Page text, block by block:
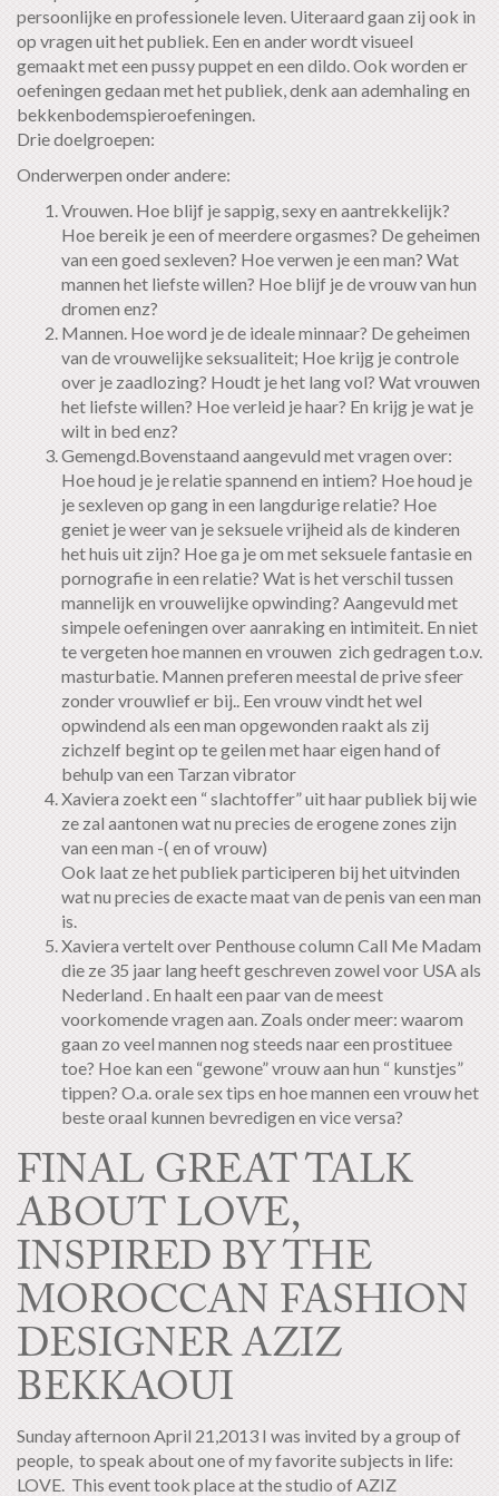
persoonlijke en professionele leven. Uiteraard gaan zij ook in
op vragen uit het publiek. Een en ander wordt visueel
gemaakt met een pussy puppet en een dildo. Ook worden er
oefeningen gedaan met het publiek, denk aan ademhaling en
bekkenbodemspieroefeningen.
Drie doelgroepen:
Onderwerpen onder andere:
Vrouwen. Hoe blijf je sappig, sexy en aantrekkelijk?
Hoe bereik je een of meerdere orgasmes? De geheimen
van een goed sexleven? Hoe verwen je een man? Wat
mannen het liefste willen? Hoe blijf je de vrouw van hun
dromen enz?
Mannen. Hoe word je de ideale minnaar? De geheimen
van de vrouwelijke seksualiteit; Hoe krijg je controle
over je zaadlozing? Houdt je het lang vol? Wat vrouwen
het liefste willen? Hoe verleid je haar? En krijg je wat je
wilt in bed enz?
Gemengd.Bovenstaand aangevuld met vragen over:
Hoe houd je je relatie spannend en intiem? Hoe houd je
je sexleven op gang in een langdurige relatie? Hoe
geniet je weer van je seksuele vrijheid als de kinderen
het huis uit zijn? Hoe ga je om met seksuele fantasie en
pornografie in een relatie? Wat is het verschil tussen
mannelijk en vrouwelijke opwinding? Aangevuld met
simpele oefeningen over aanraking en intimiteit. En niet
te vergeten hoe mannen en vrouwen zich gedragen t.o.v.
masturbatie. Mannen preferen meestal de prive sfeer
zonder vrouwlief er bij.. Een vrouw vindt het wel
opwindend als een man opgewonden raakt als zij
zichzelf begint op te geilen met haar eigen hand of
behulp van een Tarzan vibrator
Xaviera zoekt een “ slachtoffer” uit haar publiek bij wie
ze zal aantonen wat nu precies de erogene zones zijn
van een man -( en of vrouw)
Ook laat ze het publiek participeren bij het uitvinden
wat nu precies de exacte maat van de penis van een man
is.
Xaviera vertelt over Penthouse column Call Me Madam
die ze 35 jaar lang heeft geschreven zowel voor USA als
Nederland . En haalt een paar van de meest
voorkomende vragen aan. Zoals onder meer: waarom
gaan zo veel mannen nog steeds naar een prostituee
toe? Hoe kan een “gewone” vrouw aan hun “ kunstjes”
tippen? O.a. orale sex tips en hoe mannen een vrouw het
beste oraal kunnen bevredigen en vice versa?
FINAL GREAT TALK
ABOUT LOVE,
INSPIRED BY THE
MOROCCAN FASHION
DESIGNER AZIZ
BEKKAOUI
Sunday afternoon April 21,2013 I was invited by a group of
people, to speak about one of my favorite subjects in life:
LOVE. This event took place at the studio of AZIZ